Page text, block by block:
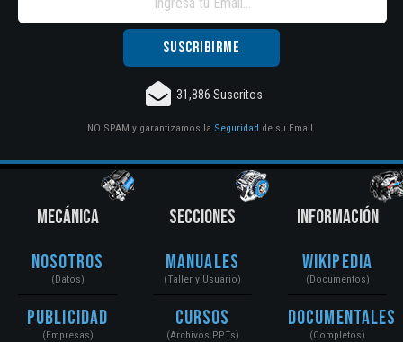
31,886 Suscritos
NO SPAM y garantizamos la Seguridad de su Email.
MECÁNICA
Nosotros
(Datos)
Publicidad
(Empresas)
SECCIONES
Manuales
(Taller y Usuario)
Cursos
(Archivos PPTs)
INFORMACIÓN
Wikipedia
(Documentos)
Documentales
(Completos)